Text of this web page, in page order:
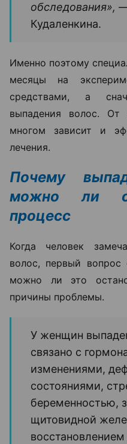
обследования»,
Кудаленкина.
Именно поэтому
месяцы на
средствами, а
выпадения волос. От
многом зависит и
лечения.
Почему
можно ли
процесс
Когда человек
волос, первый вопрос
можно ли это
причины проблемы.
У женщин
связано с
изменениями,
состояниями,
беременностью,
щитовидной